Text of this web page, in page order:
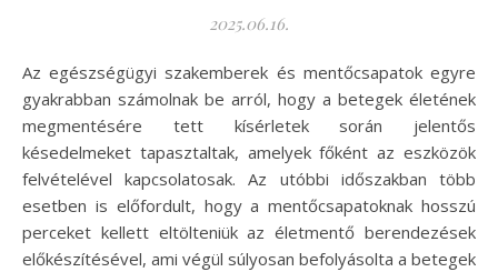
2025.06.16.
Az egészségügyi szakemberek és mentőcsapatok egyre
gyakrabban számolnak be arról, hogy a betegek életének
megmentésére tett kísérletek során jelentős
késedelmeket tapasztaltak, amelyek főként az eszközök
felvételével kapcsolatosak. Az utóbbi időszakban több
esetben is előfordult, hogy a mentőcsapatoknak hosszú
perceket kellett eltölteniük az életmentő berendezések
előkészítésével, ami végül súlyosan befolyásolta a betegek